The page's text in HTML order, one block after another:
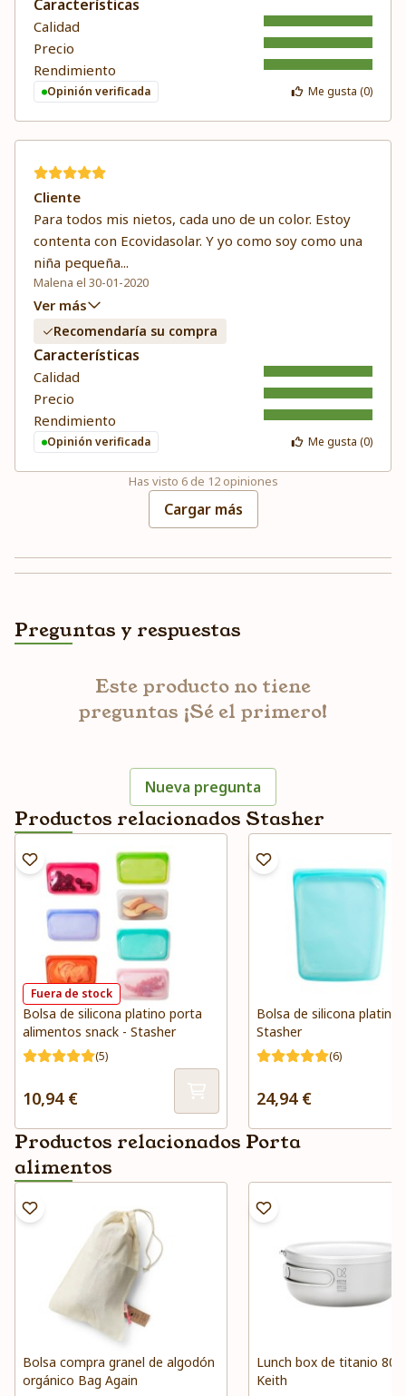
Características
Calidad
Precio
Rendimiento
Opinión verificada Me gusta (0)
Cliente
Para todos mis nietos, cada uno de un color. Estoy
contenta con Ecovidasolar. Y yo como soy como una
niña pequeña...
Malena el 30-01-2020
Ver más
Recomendaría su compra
Características
Calidad
Precio
Rendimiento
Opinión verificada Me gusta (0)
Has visto 6de 12opiniones
Cargar más
Preguntas y respuestas
Este producto no tiene
preguntas ¡Sé el primero!
Nueva pregunta
Productos relacionados Stasher
Fuera de stock
Bolsa de silicona platino porta
alimentos snack - Stasher
(5)
10,94 €
Bolsa de silicona platino
Stasher
(6)
24,94 €
Productos relacionados Porta
alimentos
Bolsa compra granel de algodón
orgánico Bag Again
Lunch box de titanio
Keith